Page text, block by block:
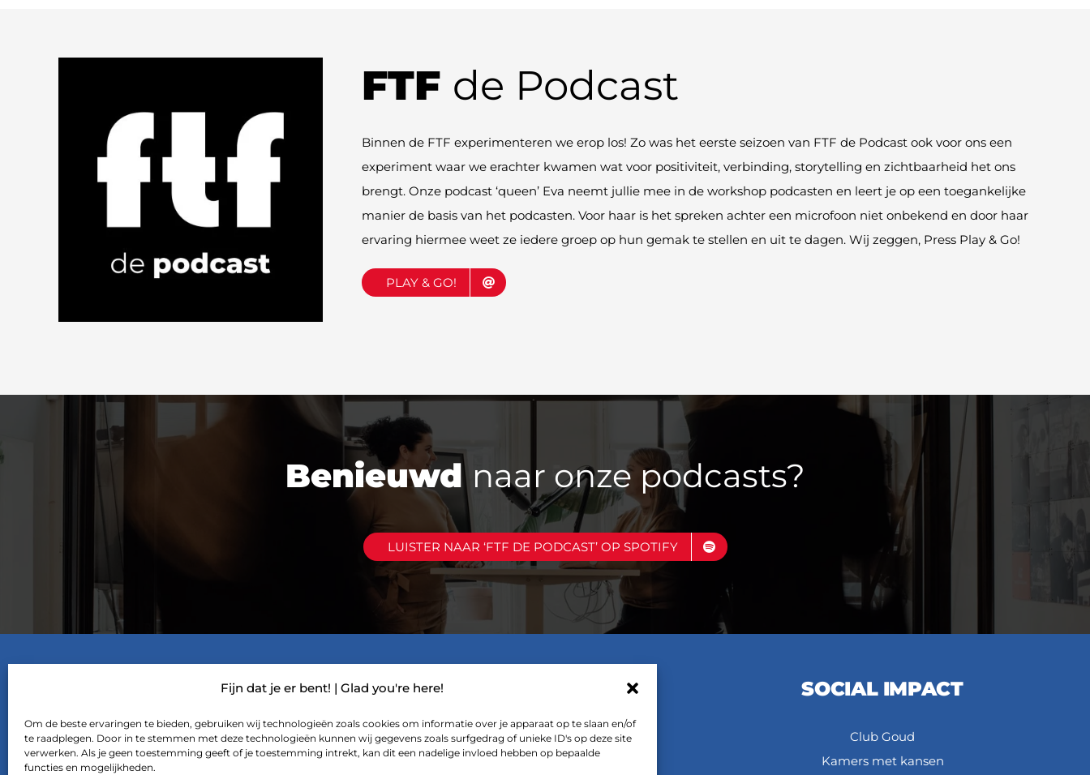
Fijn dat je er bent! | Glad you're here!
Om de beste ervaringen te bieden, gebruiken wij technologieën zoals cookies om informatie over je apparaat op te slaan en/of
te raadplegen. Door in te stemmen met deze technologieën kunnen wij gegevens zoals surfgedrag of unieke ID's op deze site
verwerken. Als je geen toestemming geeft of je toestemming intrekt, kan dit een nadelige invloed hebben op bepaalde
functies en mogelijkheden.
FTF de Podcast
Binnen de FTF experimenteren we erop los! Zo was het eerste seizoen van FTF de Podcast ook voor ons een
experiment waar we erachter kwamen wat voor positiviteit, verbinding, storytelling en zichtbaarheid het ons
brengt. Onze podcast ‘queen’ Eva neemt jullie mee in de workshop podcasten en leert je op een toegankelijke
manier de basis van het podcasten. Voor haar is het spreken achter een microfoon niet onbekend en door haar
ervaring hiermee weet ze iedere groep op hun gemak te stellen en uit te dagen. Wij zeggen, Press Play & Go!
PLAY & GO!
Benieuwd naar onze podcasts?
LUISTER NAAR ‘FTF DE PODCAST’ OP SPOTIFY
FTF CULTUUR
#nieuwsgierig
#rebels
FTF De Podcast
FTF op YouTube
SOCIAL IMPACT
Club Goud
Kamers met kansen